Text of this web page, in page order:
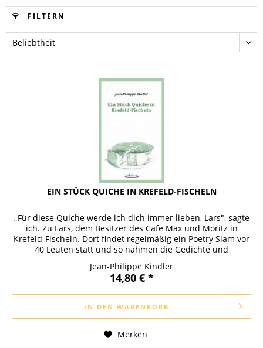
FILTERN
EIN STÜCK QUICHE IN KREFELD-FISCHELN
„Für diese Quiche werde ich dich immer lieben, Lars", sagte
ich. Zu Lars, dem Besitzer des Cafe Max und Moritz in
Krefeld-Fischeln. Dort findet regelmäßig ein Poetry Slam vor
40 Leuten statt und so nahmen die Gedichte und
Jean-Philippe Kindler
14,80 € *
IN DEN WARENKORB
Merken